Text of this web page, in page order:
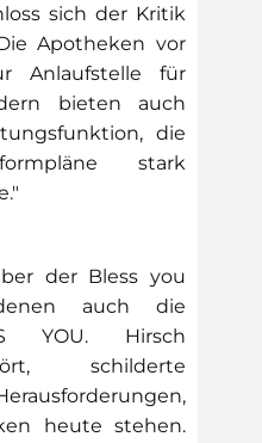
sich der Kritik
Apotheken vor
Anlaufstelle für
bieten auch
die
stark
der Bless you
auch die
YOU. Hirsch
schilderte
heute stehen.